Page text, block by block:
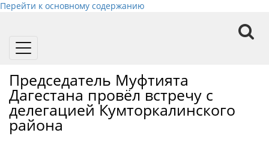
Перейти к основному содержанию
Toggle
Председатель Муфтията
Дагестана провёл встречу с
делегацией Кумторкалинского
района